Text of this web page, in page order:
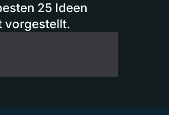
25 Ideen
vorgestellt.